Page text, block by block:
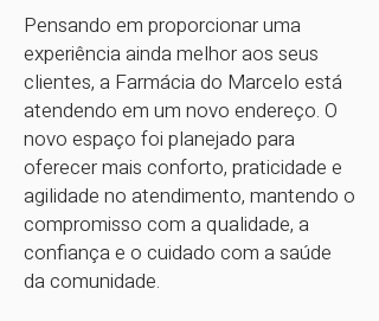
Pensando em proporcionar uma
experiência ainda melhor aos seus
clientes, a Farmácia do Marcelo está
atendendo em um novo endereço. O
novo espaço foi planejado para
oferecer mais conforto, praticidade e
agilidade no atendimento, mantendo o
compromisso com a qualidade, a
confiança e o cuidado com a saúde
da comunidade.